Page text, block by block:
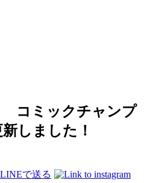
コミックチャンプ
しました！